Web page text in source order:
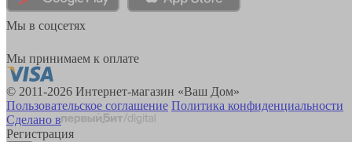
Мы в соцсетях
Мы принимаем к оплате
© 2011-2026 Интернет-магазин «Ваш Дом»
Пользовательское соглашение Политика конфиденциальности
Сделано в
Регистрация